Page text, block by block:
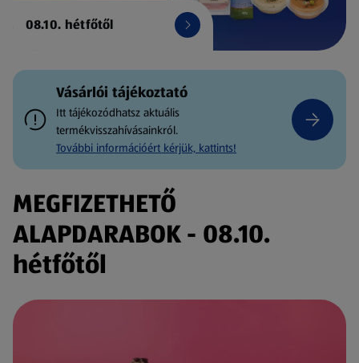
08.10. hétfőtől
Vásárlói tájékoztató
Itt tájékozódhatsz aktuális
termékvisszahívásainkról.
További információért kérjük, kattints!
MEGFIZETHETŐ
ALAPDARABOK - 08.10.
hétfőtől